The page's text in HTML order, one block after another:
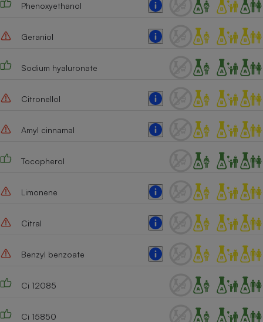
Phenoxyethanol
Geraniol
Sodium hyaluronate
Citronellol
Amyl cinnamal
Tocopherol
Limonene
Citral
Benzyl benzoate
Ci 12085
Ci 15850